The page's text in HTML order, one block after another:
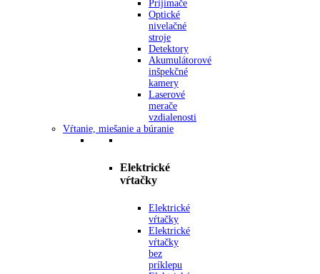
Prijímače
Optické
nivelačné
stroje
Detektory
Akumulátorové
inšpekčné
kamery
Laserové
merače
vzdialenosti
Vŕtanie, miešanie a búranie
Elektrické
vŕtačky
Elektrické
vŕtačky
Elektrické
vŕtačky
bez
príklepu